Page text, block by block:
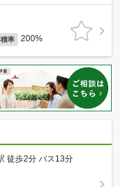
率 200%
徒歩2分 バス13分